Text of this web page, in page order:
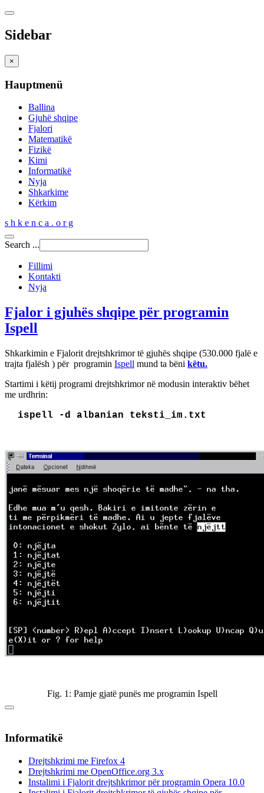
Sidebar
×
Hauptmenü
Ballina
Gjuhë shqipe
Fjalori
Matematikë
Fizikë
Kimi
Informatikë
Nyja
Shkarkime
Kërkim
s h k e n c a . o r g
Search ...
Fillimi
Kontakti
Nyja
Fjalor i gjuhës shqipe për programin
Ispell
Shkarkimin e Fjalorit drejtshkrimor të gjuhës shqipe (530.000 fjalë e
trajta fjalësh ) për programin Ispell mund ta bëni këtu.
Startimi i këtij programi drejtshkrimor në modusin interaktiv bëhet
me urdhrin:
ispell -d albanian teksti_im.txt
Fig. 1: Pamje gjatë punës me programin Ispell
Informatikë
Drejtshkrimi me Firefox 4
Drejtshkrimi me OpenOffice.org 3.x
Instalimi i Fjalorit drejtshkrimor për programin Opera 10.0